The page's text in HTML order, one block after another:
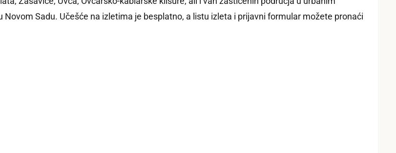
Sadu. Učešće na izletima je besplatno, a listu izleta i prijavni formular možete pronaći